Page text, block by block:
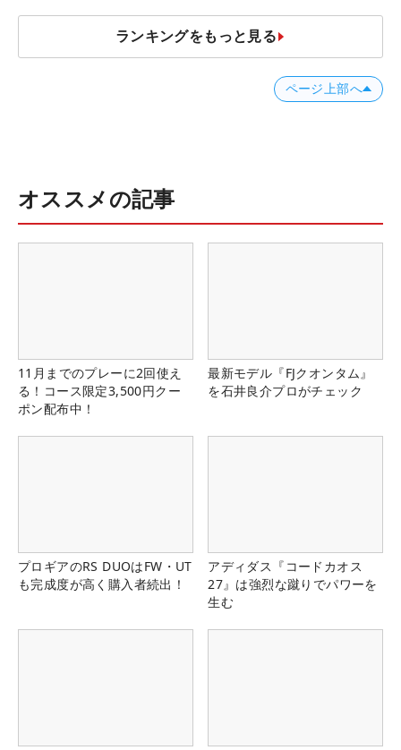
ランキングをもっと見る
ページ上部へ
オススメの記事
11月までのプレーに2回使え
る！コース限定3,500円クー
ポン配布中！
最新モデル『FJクオンタム』
を石井良介プロがチェック
プロギアのRS DUOはFW・UT
も完成度が高く購入者続出！
アディダス『コードカオス
27』は強烈な蹴りでパワーを
生む